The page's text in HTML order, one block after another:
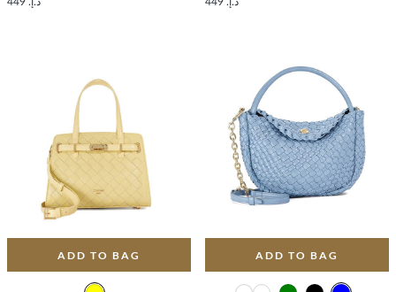
ADD TO BAG
ADD TO BAG